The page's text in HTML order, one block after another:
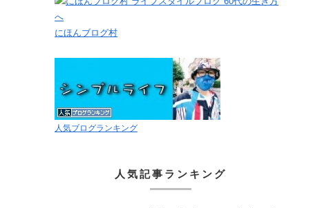
にほんブログ村
人気ブログランキング
人気記事ランキング